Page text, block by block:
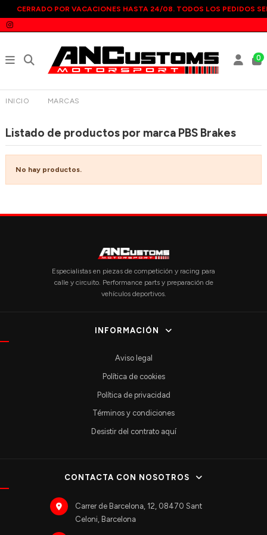
CERRADO POR VACACIONES HASTA 24/08. TODOS LOS PEDIDOS
0
INICIO MARCAS
Listado de productos por marca PBS Brakes
No hay productos.
Especialistas en piezas de competición y racing para
calle y circuito. Performance parts y preparación de
vehículos deportivos.
INFORMACIÓN
Aviso legal
Política de cookies
Política de privacidad
Términos y condiciones
Desistir del contrato aquí
CONTACTA CON NOSOTROS
Carrer de Barcelona, 12, 08470 Sant
Celoni, Barcelona